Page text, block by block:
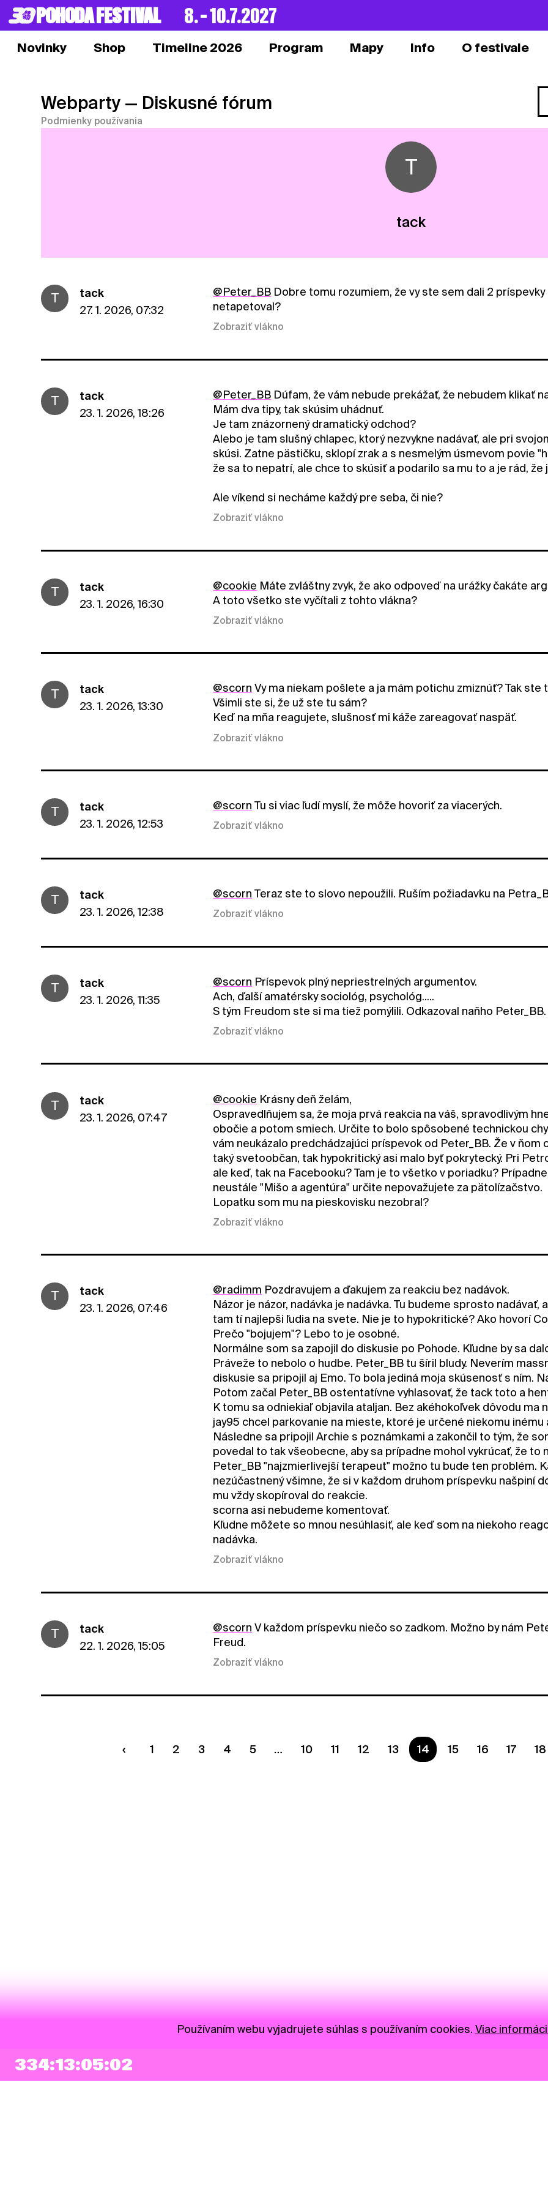
POHODA FESTIVAL 8. – 10.7.2027
Novinky Shop Timeline 2026 Program Mapy Info O festivale
Webparty — Diskusné fórum
Podmienky používania
T
tack
T
tack
27. 1. 2026, 07:32
@Peter_BB Dobre tomu rozumiem, že vy ste sem dali 2
netapetoval?
Zobraziť vlákno
T
tack
23. 1. 2026, 18:26
@Peter_BB Dúfam, že vám nebude prekážať, že nebudem klikať
Mám dva tipy, tak skúsim uhádnuť.
Je tam znázornený dramatický odchod?
Alebo je tam slušný chlapec, ktorý nezvykne nadávať, ale pri
skúsi. Zatne pästičku, sklopí zrak a s nesmelým úsmevom povie
že sa to nepatrí, ale chce to skúsiť a podarilo sa mu to a je rád, že
Ale víkend si necháme každý pre seba, či nie?
Zobraziť vlákno
T
tack
23. 1. 2026, 16:30
@cookie Máte zvláštny zvyk, že ako odpoveď na urážky čakáte
A toto všetko ste vyčítali z tohto vlákna?
Zobraziť vlákno
T
tack
23. 1. 2026, 13:30
@scorn Vy ma niekam pošlete a ja mám potichu zmiznúť? Tak ste
Všimli ste si, že už ste tu sám?
Keď na mňa reagujete, slušnosť mi káže zareagovať naspäť.
Zobraziť vlákno
T
tack
23. 1. 2026, 12:53
@scorn Tu si viac ľudí myslí, že môže hovoriť za viacerých.
Zobraziť vlákno
T
tack
23. 1. 2026, 12:38
@scorn Teraz ste to slovo nepoužili. Ruším požiadavku na
Zobraziť vlákno
T
tack
23. 1. 2026, 11:35
@scorn Príspevok plný nepriestrelných argumentov.
Ach, ďalší amatérsky sociológ, psychológ.....
S tým Freudom ste si ma tiež pomýlili. Odkazoval naňho Peter_BB.
Zobraziť vlákno
T
tack
23. 1. 2026, 07:47
@cookie Krásny deň želám,
Ospravedlňujem sa, že moja prvá reakcia na váš, spravodlivým
obočie a potom smiech. Určite to bolo spôsobené technickou
vám neukázalo predchádzajúci príspevok od Peter_BB. Že v
taký svetoobčan, tak hypokritický asi malo byť pokrytecký. Pri
ale keď, tak na Facebooku? Tam je to všetko v poriadku?
neustále "Mišo a agentúra" určite nepovažujete za pätolízačstvo.
Lopatku som mu na pieskovisku nezobral?
Zobraziť vlákno
T
tack
23. 1. 2026, 07:46
@radimm Pozdravujem a ďakujem za reakciu bez nadávok.
Názor je názor, nadávka je nadávka. Tu budeme sprosto
tam tí najlepši ľudia na svete. Nie je to hypokritické? Ako hovorí
Prečo "bojujem"? Lebo to je osobné.
Normálne som sa zapojil do diskusie po Pohode. Kľudne by sa
Práveže to nebolo o hudbe. Peter_BB tu šíril bludy. Neverím
diskusie sa pripojil aj Emo. To bola jediná moja skúsenosť s ním.
Potom začal Peter_BB ostentatívne vyhlasovať, že tack toto a
K tomu sa odniekiaľ objavila ataljan. Bez akéhokoľvek dôvodu ma
jay95 chcel parkovanie na mieste, ktoré je určené niekomu inému
Následne sa pripojil Archie s poznámkami a zakončil to tým, že
povedal to tak všeobecne, aby sa prípadne mohol vykrúcať, že to
Peter_BB "najzmierlivejší terapeut" možno tu bude ten problém.
nezúčastnený všimne, že si v každom druhom príspevku našpiní
mu vždy skopíroval do reakcie.
scorna asi nebudeme komentovať.
Kľudne môžete so mnou nesúhlasiť, ale keď som na niekoho
nadávka.
Zobraziť vlákno
T
tack
22. 1. 2026, 15:05
@scorn V každom príspevku niečo so zadkom. Možno by nám
Freud.
Zobraziť vlákno
1 2 3 4 5 10 11 12 13 Ste na strane
14 15 16 17 18
334:13:05:01
Používaním webu vyjadrujete súhlas s používaním cookies. Viac